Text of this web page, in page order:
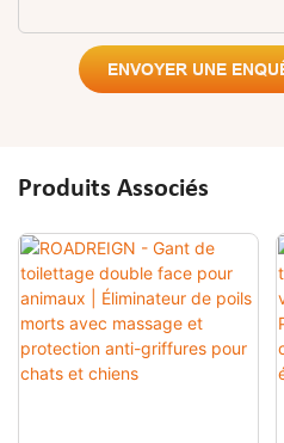
ENVOYER UNE
Produits Associés